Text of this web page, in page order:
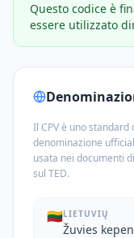
Questo codice è
essere utilizzato
Il CPV è uno
denominazione
usata nei documenti
sul TED.
🇱🇹LIETUVIŲ
Žuvies